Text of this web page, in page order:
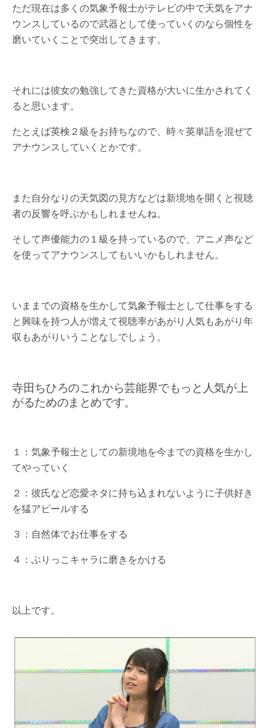
ただ現在は多くの気象予報士がテレビの中で天気をアナ
ウンスしているので武器として使っていくのなら個性を
磨いていくことで突出してきます。
それには彼女の勉強してきた資格が大いに生かされてく
ると思います。
たとえば英検２級をお持ちなので、時々英単語を混ぜて
アナウンスしていくとかです。
また自分なりの天気図の見方などは新境地を開くと視聴
者の反響を呼ぶかもしれませんね。
そして声優能力の１級を持っているので、アニメ声など
を使ってアナウンスしてもいいかもしれません。
いままでの資格を生かして気象予報士として仕事をする
と興味を持つ人が増えて視聴率があがり人気もあがり年
収もあがりいうことなしでしょう。
寺田ちひろのこれから芸能界でもっと人気が上
がるためのまとめです。
１：気象予報士としての新境地を今までの資格を生かし
てやっていく
２：彼氏など恋愛ネタに持ち込まれないように子供好き
を猛アピールする
３：自然体でお仕事をする
４：ぶりっこキャラに磨きをかける
以上です。